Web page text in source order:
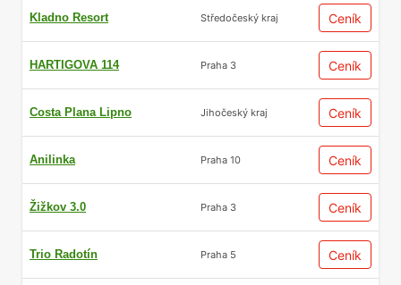
Kladno Resort Středočeský kraj Ceník
HARTIGOVA 114 Praha 3 Ceník
Costa Plana Lipno Jihočeský kraj Ceník
Anilinka Praha 10 Ceník
Žižkov 3.0 Praha 3 Ceník
Trio Radotín Praha 5 Ceník